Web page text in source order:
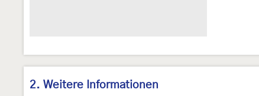
2. Weitere Informationen